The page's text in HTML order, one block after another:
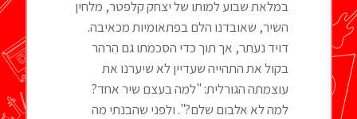
במלאת שבוע למותו של יצחק קלפטר, מלחין
השיר, שאובדנו הלם בפתאומיות מכאיבה.
דויד נעתר, אך תוך כדי הסכמתו גם הִרהר
בקול את התהייה שעדיין לא שיערנו את
עוצמתה הגורלית: "למה בעצם שיר אחד?
למה לא אלבום שלם?". ולפני שהבנתי מה